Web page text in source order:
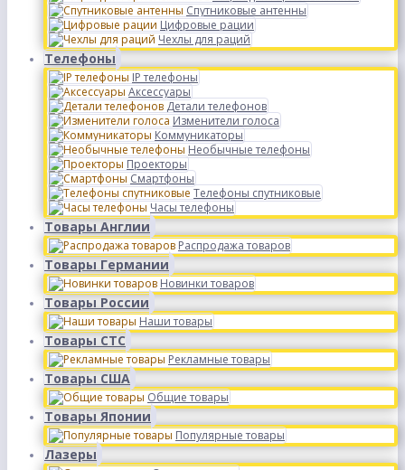
Спутниковые антенны
Цифровые рации
Чехлы для раций
Телефоны
IP телефоны
Аксессуары
Детали телефонов
Изменители голоса
Коммуникаторы
Необычные телефоны
Проекторы
Смартфоны
Телефоны спутниковые
Часы телефоны
Товары Англии
Распродажа товаров
Товары Германии
Новинки товаров
Товары России
Наши товары
Товары СТС
Рекламные товары
Товары США
Общие товары
Товары Японии
Популярные товары
Лазеры